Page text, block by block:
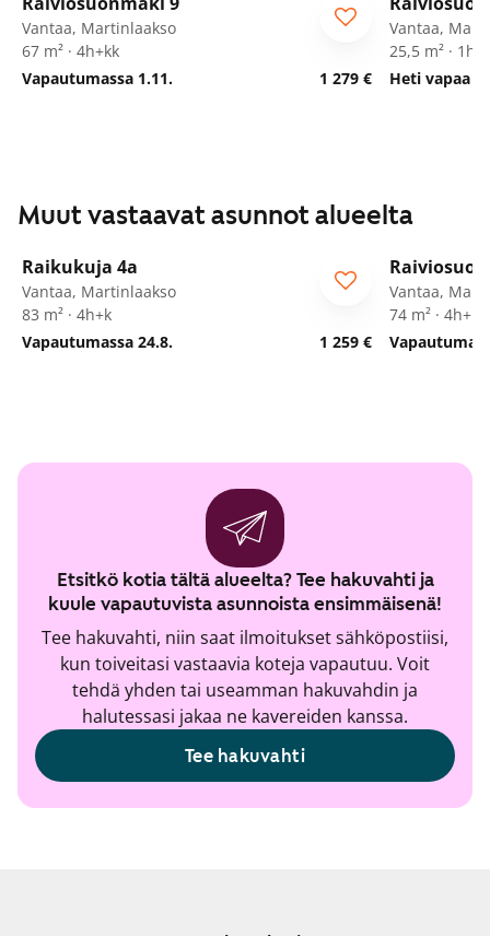
Vantaa, Martinlaakso
67 m² · 4h+kk
Vapautumassa 1.11.
1 279 €
Vantaa,
25,5 m² ·
Heti vapaa
Muut vastaavat asunnot alueelta
Raikukuja 4a
Vantaa, Martinlaakso
83 m² · 4h+k
Vapautumassa 24.8.
1 259 €
Vantaa,
74 m² · 4h+kt
Etsitkö kotia tältä alueelta? Tee hakuvahti ja
kuule vapautuvista asunnoista ensimmäisenä!
Tee hakuvahti, niin saat ilmoitukset sähköpostiisi,
kun toiveitasi vastaavia koteja vapautuu. Voit
tehdä yhden tai useamman hakuvahdin ja
halutessasi jakaa ne kavereiden kanssa.
Tee hakuvahti